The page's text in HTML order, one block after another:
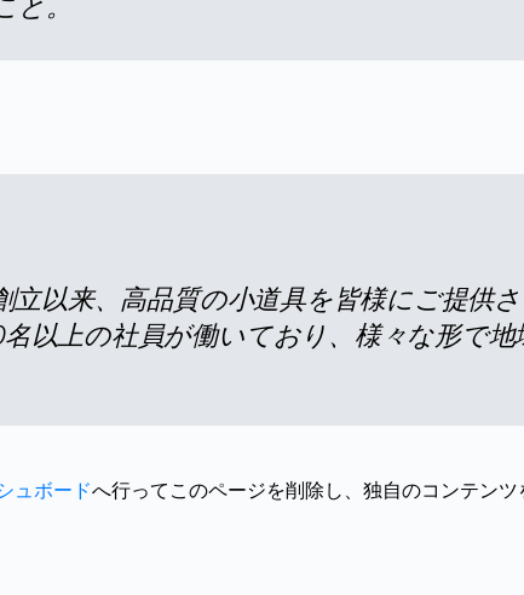
立以来、高品質の小道具を皆様にご提供
以上の社員が働いており、様々な形で
ュボードへ行ってこのページを削除し、独自のコンテン